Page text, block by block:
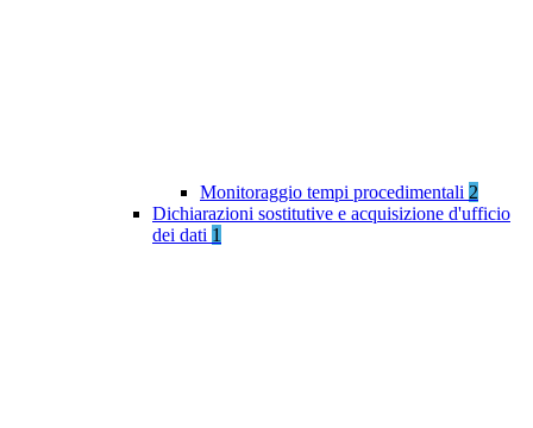
Monitoraggio tempi procedimentali 2
Dichiarazioni sostitutive e acquisizione d'ufficio
dei dati 1